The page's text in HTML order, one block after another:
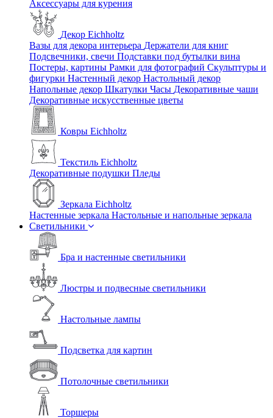
Аксессуары для курения
Декор Eichholtz
Вазы для декора интерьера Держатели для книг
Подсвечники, свечи Подставки под бутылки вина
Постеры, картины Рамки для фотографий Скульптуры и
фигурки Настенный декор Настольный декор
Напольные декор Шкатулки Часы Декоративные чаши
Декоративные искусственные цветы
Ковры Eichholtz
Текстиль Eichholtz
Декоративные подушки Пледы
Зеркала Eichholtz
Настенные зеркала Настольные и напольные зеркала
Светильники
Бра и настенные светильники
Люстры и подвесные светильники
Настольные лампы
Подсветка для картин
Потолочные светильники
Торшеры